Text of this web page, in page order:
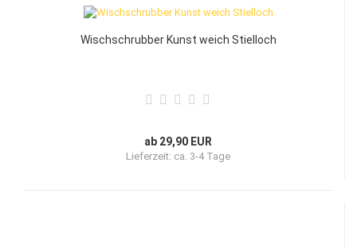
Wischschrubber Kunst weich Stielloch
ab 29,90 EUR
Lieferzeit: ca. 3-4 Tage